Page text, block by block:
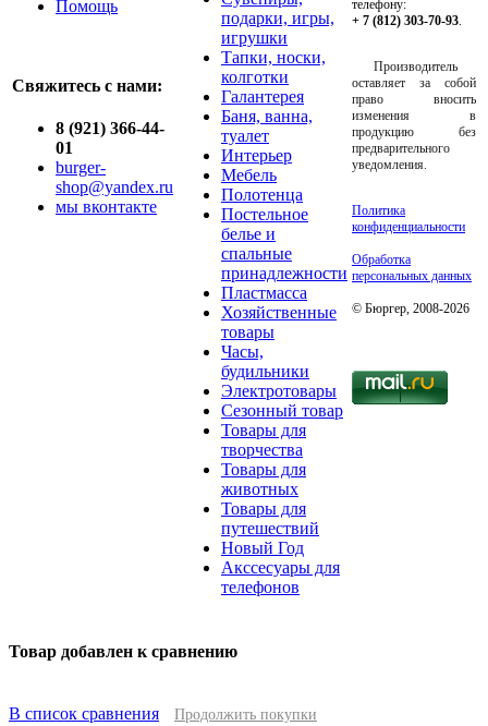
Помощь
Свяжитесь с нами:
8 (921) 366-44-
01
burger-
shop@yandex.ru
мы вконтакте
подарки, игры,
игрушки
Тапки, носки,
колготки
Галантерея
Баня, ванна,
туалет
Интерьер
Мебель
Полотенца
Постельное
белье и
спальные
принадлежности
Пластмасса
Хозяйственные
товары
Часы,
будильники
Электротовары
Сезонный товар
Товары для
творчества
Товары для
животных
Товары для
путешествий
Новый Год
Акссесуары для
телефонов
телефону:
+ 7 (812) 303-70-93
Производитель
оставляет за собой
право вносить
изменения в
продукцию без
предварительного
уведомления.
Политика
конфиденциальности
Обработка
персональных данных
© Бюргер, 2008-2026
Товар добавлен к сравнению
В список сравнения Продолжить покупки